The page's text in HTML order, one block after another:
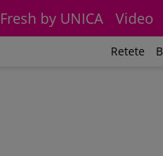
Fresh by UNICA Video
Retete